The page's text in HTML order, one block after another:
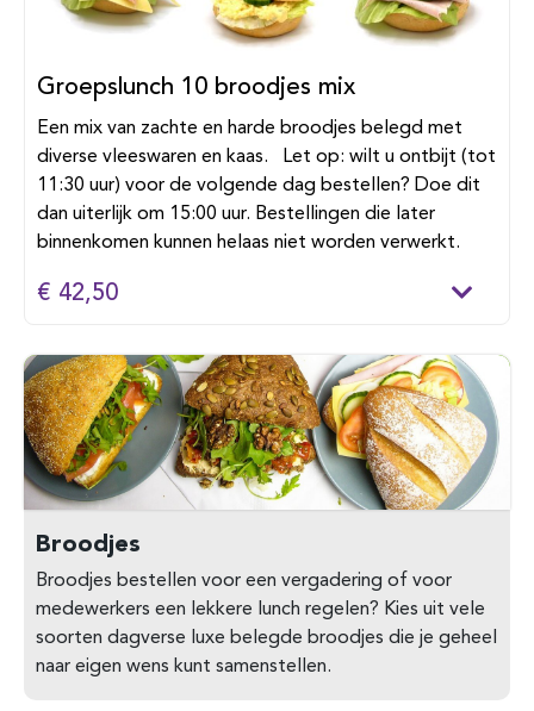
Groepslunch 10 broodjes mix
Een mix van zachte en harde broodjes belegd met
diverse vleeswaren en kaas. Let op: wilt u ontbijt (tot
11:30 uur) voor de volgende dag bestellen? Doe dit
dan uiterlijk om 15:00 uur. Bestellingen die later
binnenkomen kunnen helaas niet worden verwerkt.
€ 42,50
Broodjes
Broodjes bestellen voor een vergadering of voor
medewerkers een lekkere lunch regelen? Kies uit vele
soorten dagverse luxe belegde broodjes die je geheel
naar eigen wens kunt samenstellen.